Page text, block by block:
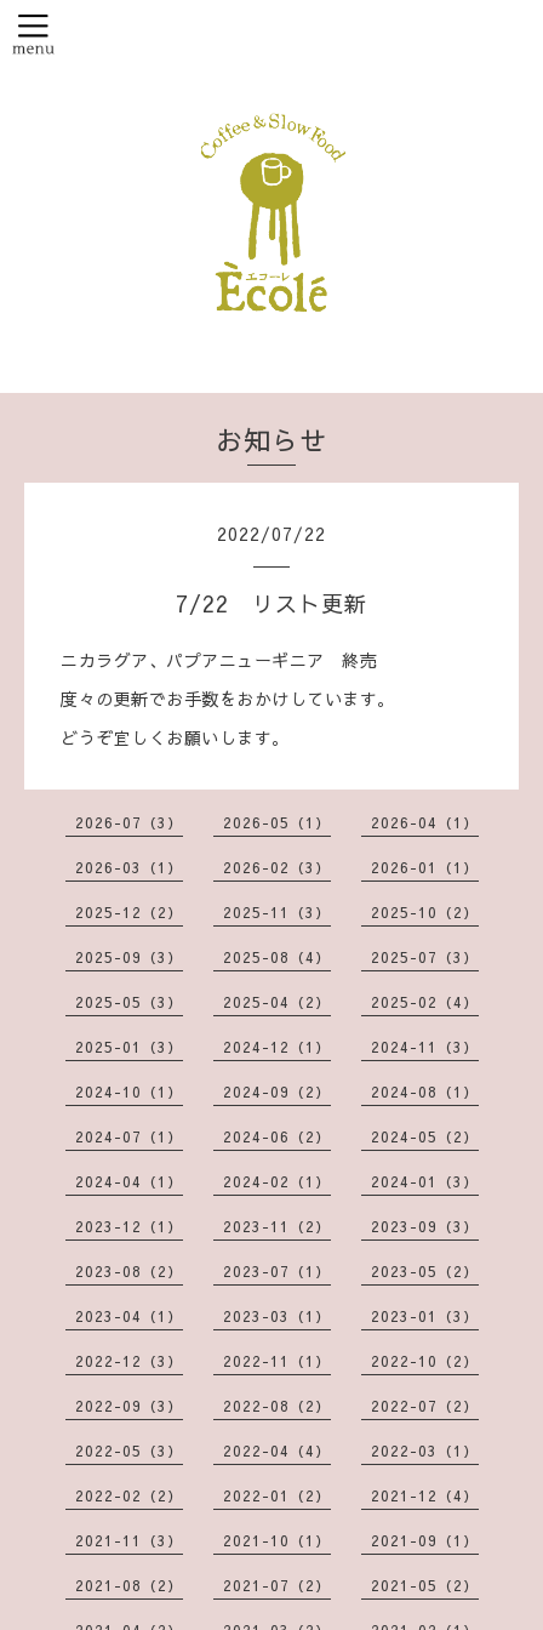
お知らせ
2022/07/22
7/22 リスト更新
ニカラグア、パプアニューギニア 終売
度々の更新でお手数をおかけしています。
どうぞ宜しくお願いします。
2026-07（3） 2026-05（1） 2026-04（1）
2026-03（1） 2026-02（3） 2026-01（1）
2025-12（2） 2025-11（3） 2025-10（2）
2025-09（3） 2025-08（4） 2025-07（3）
2025-05（3） 2025-04（2） 2025-02（4）
2025-01（3） 2024-12（1） 2024-11（3）
2024-10（1） 2024-09（2） 2024-08（1）
2024-07（1） 2024-06（2） 2024-05（2）
2024-04（1） 2024-02（1） 2024-01（3）
2023-12（1） 2023-11（2） 2023-09（3）
2023-08（2） 2023-07（1） 2023-05（2）
2023-04（1） 2023-03（1） 2023-01（3）
2022-12（3） 2022-11（1） 2022-10（2）
2022-09（3） 2022-08（2） 2022-07（2）
2022-05（3） 2022-04（4） 2022-03（1）
2022-02（2） 2022-01（2） 2021-12（4）
2021-11（3） 2021-10（1） 2021-09（1）
2021-08（2） 2021-07（2） 2021-05（2）